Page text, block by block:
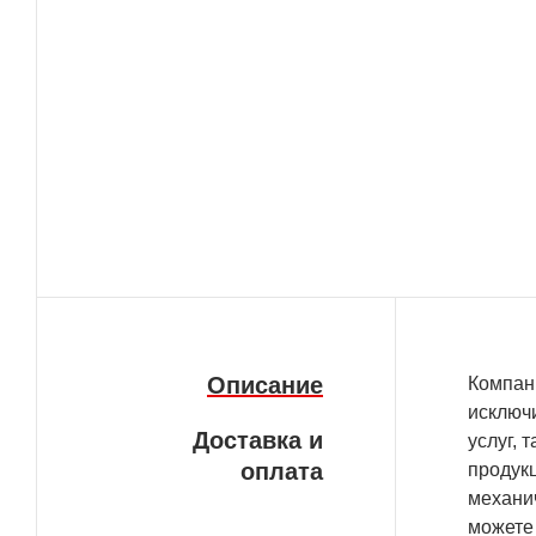
Описание
Доставка и
оплата
услуг,